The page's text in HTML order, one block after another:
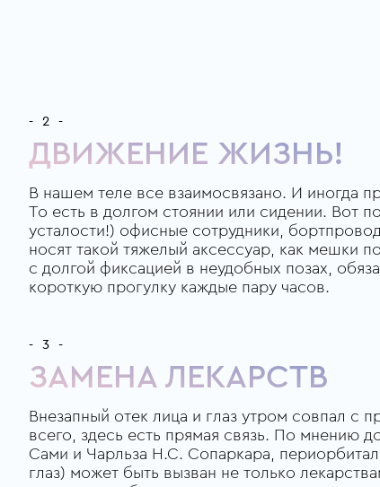
- 2 -
ДВИЖЕНИЕ ЖИЗНЬ!
В нашем теле все взаимосвязано. И иногда
То есть в долгом стоянии или сидении. Вот
усталости!) офисные сотрудники,
носят такой тяжелый аксессуар, как мешки
с долгой фиксацией в неудобных позах,
короткую прогулку каждые пару часов.
- 3 -
ЗАМЕНА ЛЕКАРСТВ
Внезапный отек лица и глаз утром совпал с
всего, здесь есть прямая связь. По мнению
Сами и Чарльза Н.С. Сопаркара,
глаз) может быть вызван не только